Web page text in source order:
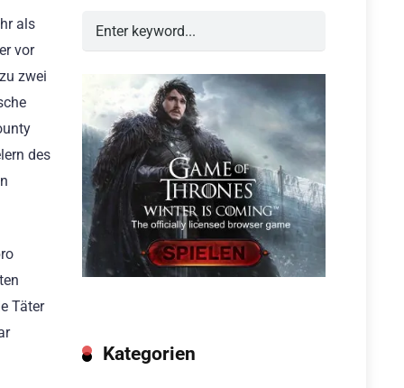
als
vor
zwei
des
Täter
Kategorien